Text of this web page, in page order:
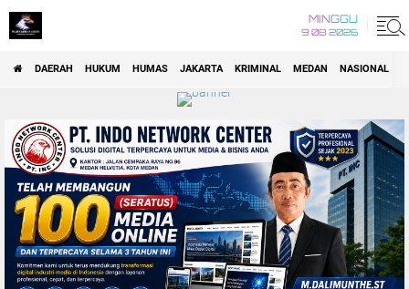
MINGGU
9 08 2026
DAERAH HUKUM HUMAS JAKARTA KRIMINAL MEDAN NASIONAL